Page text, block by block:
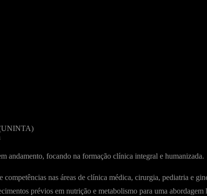
andamento, focando na formação clínica integral e humanizada.
competências nas áreas de clínica médica, cirurgia, pediatria e
prévios em nutrição e metabolismo para uma abordagem